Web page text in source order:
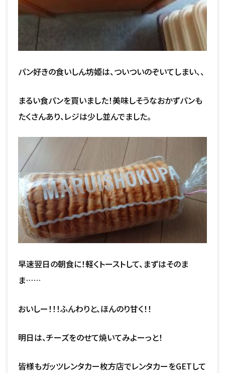
パン好きの食いしん坊姫は、ついついのぞいてしまい、、
まるい食パンを買いました！美味しそうなおかずパンも
たくさんあり、レジは少し並んでました。
早速翌日の朝食に！軽くトーストして、まずはそのま
ま……
おいしー！！！ふんわりと、ほんのり甘く！！
明日は、チーズをのせて焼いてみよーっと！
皆様もガッツレンタカー枚方店でレンタカーをGETして